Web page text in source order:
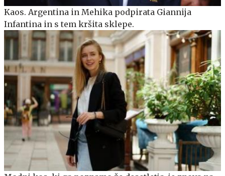
Kaos. Argentina in Mehika podpirata Giannija
Infantina in s tem kršita sklepe.